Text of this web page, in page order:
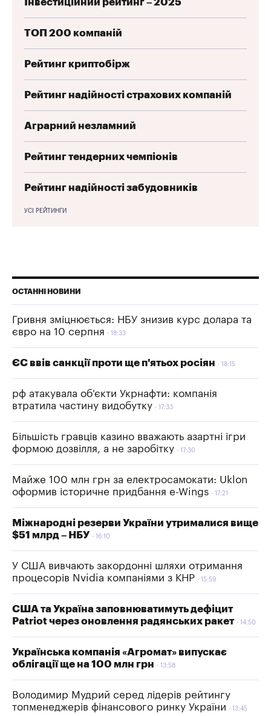
Інвестиційний рейтинг – 2025
ТОП 200 компаній
Рейтинг криптобірж
Рейтинг надійності страхових компаній
Аграрний незламний
Рейтинг тендерних чемпіонів
Рейтинг надійності забудовників
УСІ РЕЙТИНГИ
ОСТАННІ НОВИНИ
Гривня зміцнюється: НБУ знизив курс долара та
євро на 10 серпня
18:33
ЄС ввів санкції проти ще п'ятьох росіян 18:15
рф атакувала об'єкти Укрнафти: компанія
втратила частину видобутку
17:33
Більшість гравців казино вважають азартні ігри
формою дозвілля, а не заробітку
17:30
Майже 100 млн грн за електросамокати: Uklon
оформив історичне придбання e-Wings
17:21
Міжнародні резерви України утрималися вище
$51 млрд – НБУ
16:10
У США вивчають закордонні шляхи отримання
процесорів Nvidia компаніями з КНР
15:59
США та Україна заповнюватимуть дефіцит
Patriot через оновлення радянських ракет
14:50
Українська компанія «Агромат» випускає
облігації ще на 100 млн грн
13:58
Володимир Мудрий серед лідерів рейтингу
топменеджерів фінансового ринку України
13:45